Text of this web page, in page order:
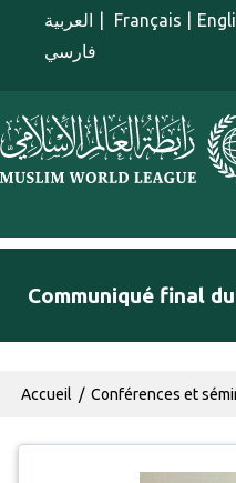
Aller au contenu principal
العربية Français
فارسي
menu french
Communiqué final
Fil d'Ariane
Accueil Conférences et